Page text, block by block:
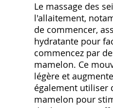
Le massage des
l'allaitement,
de commencer,
hydratante pour
commencez par
mamelon. Ce
légère et
également utiliser
mamelon pour